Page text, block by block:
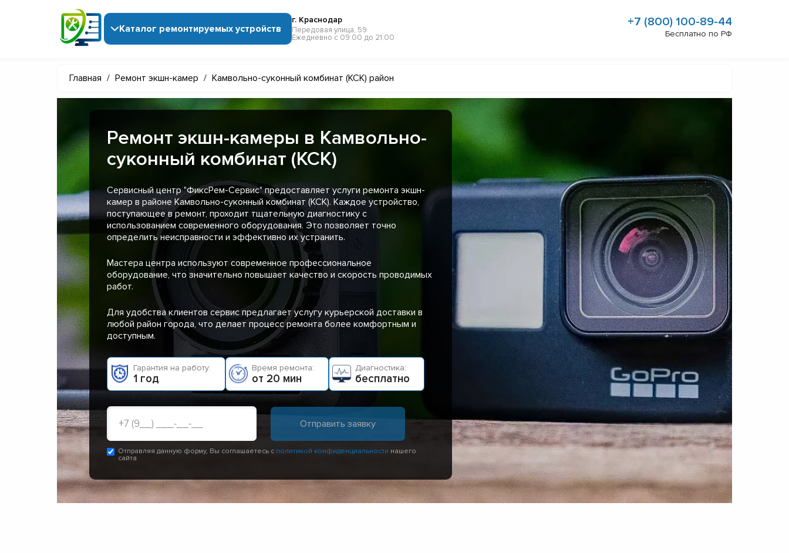
Каталог ремонтируемых устройств
г. Краснодар
Передовая улица, 59
Ежедневно с 09:00 до 21:00
+7 (800) 100-89-44
Бесплатно по РФ
Главная / Ремонт экшн-камер / Камвольно-суконный комбинат (КСК) район
Ремонт экшн-камеры в Камвольно-
суконный комбинат (КСК)
Сервисный центр "ФиксРем-Сервис" предоставляет услуги ремонта экшн-
камер в районе Камвольно-суконный комбинат (КСК). Каждое устройство,
поступающее в ремонт, проходит тщательную диагностику с
использованием современного оборудования. Это позволяет точно
определить неисправности и эффективно их устранить.
Мастера центра используют современное профессиональное
оборудование, что значительно повышает качество и скорость проводимых
работ.
Для удобства клиентов сервис предлагает услугу курьерской доставки в
любой район города, что делает процесс ремонта более комфортным и
доступным.
Гарантия на работу:
1 год
Время ремонта:
от 20 мин
Диагностика:
бесплатно
Отправляя данную форму, Вы соглашаетесь с политикой конфиденциальности нашего
сайта